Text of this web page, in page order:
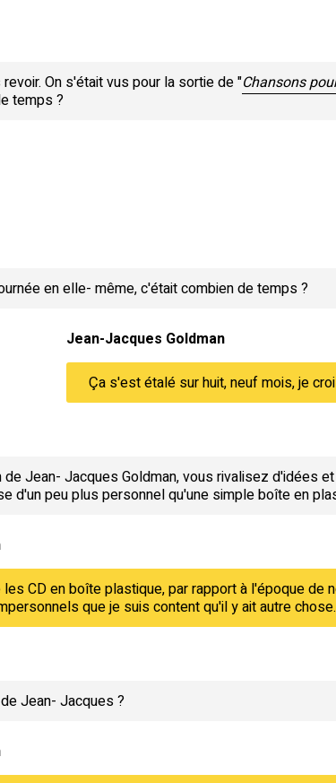
On s'était vus pour la sortie de "Chansons
temps ?
en elle- même, c'était combien de temps ?
Jean-Jacques Goldman
Ça s'est étalé sur huit, neuf mois, je
Jean- Jacques Goldman, vous rivalisez d'idées
d'un peu plus personnel qu'une simple boîte en
CD en boîte plastique, par rapport à l'époque
que je suis content qu'il y ait autre chose.
Jean- Jacques ?